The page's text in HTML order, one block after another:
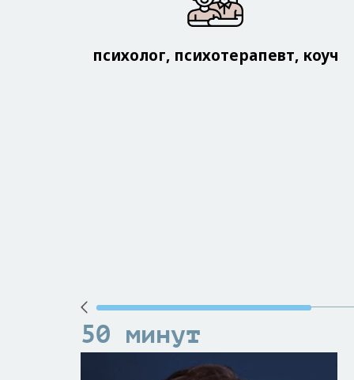
психолог, психотерапевт, коуч
50 минут